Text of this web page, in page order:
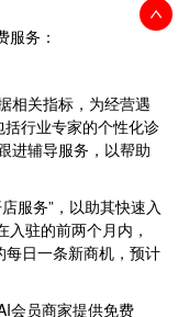
务：
相关指标，为经营遇
括行业专家的个性化诊
进辅导服务，以帮助
服务”，以助其快速入
驻的前两个月内，
日一条新商机，预计
会员商家提供免费